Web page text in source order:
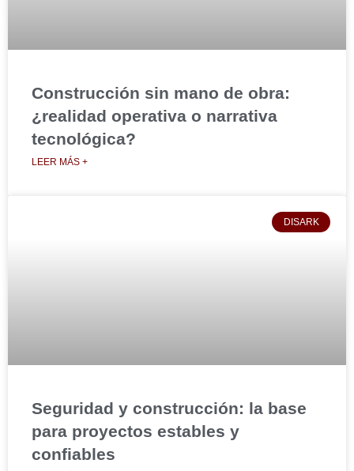
Construcción sin mano de obra:
¿realidad operativa o narrativa
tecnológica?
LEER MÁS +
DISARK
Seguridad y construcción: la base
para proyectos estables y
confiables